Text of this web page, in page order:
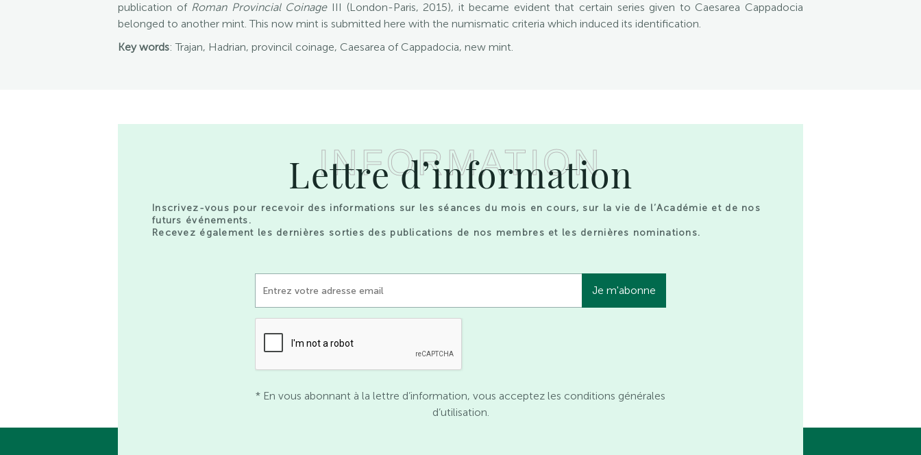
publication of Roman Provincial CoinageIII (London-Paris, 2015), it became evident that certain series given to Caesarea Cappadocia
belonged to another mint. This now mint is submitted here with the numismatic criteria which induced its identification.
Key words: Trajan, Hadrian, provincil coinage, Caesarea of Cappadocia, new mint.
INFORMATION
Lettre d’information
Inscrivez-vous pour recevoir des informations sur les séances du mois en cours, sur la vie de l’Académie et de nos
futurs événements.
Recevez également les dernières sorties des publications de nos membres et les dernières nominations.
* En vous abonnant à la lettre d’information, vous acceptez les conditions générales
d’utilisation.